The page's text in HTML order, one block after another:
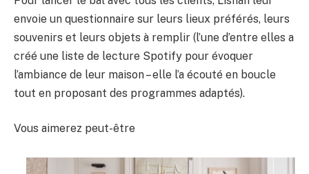
envoie un questionnaire sur leurs lieux préférés, leurs
souvenirs et leurs objets à remplir (l’une d’entre elles a
créé une liste de lecture Spotify pour évoquer
l’ambiance de leur maison – elle l’a écouté en boucle
tout en proposant des programmes adaptés).
Vous aimerez peut-être